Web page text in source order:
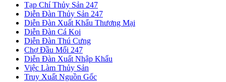
Tạp Chí Thủy Sản 247
Diễn Đàn Thủy Sản 247
Diễn Đàn Xuất Khẩu Thương Mại
Diễn Đàn Cá Koi
Diễn Đàn Thú Cưng
Chợ Đầu Mối 247
Diễn Đàn Xuất Nhập Khẩu
Việc Làm Thủy Sản
Truy Xuất Nguồn Gốc